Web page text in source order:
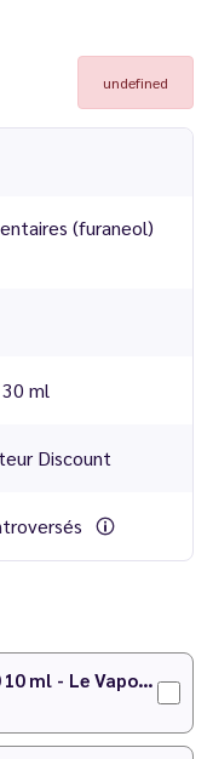
undefined
(furaneol)
ml
Discount
DIY pour faire
Booster de nicotine 50/50 10 ml - Le Vapoteur Discount